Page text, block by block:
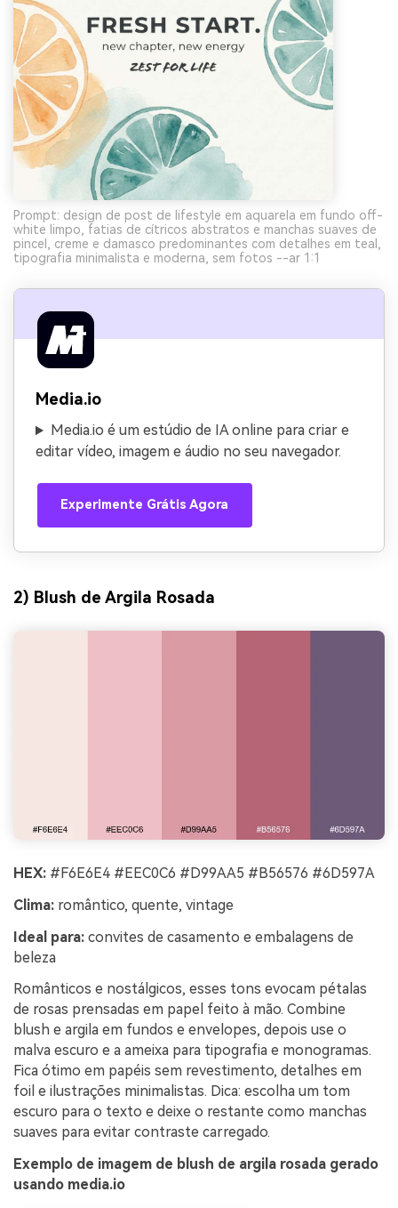
Prompt: design de post de lifestyle em aquarela em fundo off-
white limpo, fatias de cítricos abstratos e manchas suaves de
pincel, creme e damasco predominantes com detalhes em teal,
tipografia minimalista e moderna, sem fotos --ar 1:1
Media.io
Media.io é um estúdio de IA online para criar e
editar vídeo, imagem e áudio no seu navegador.
Experimente Grátis Agora
2) Blush de Argila Rosada
HEX: #F6E6E4 #EEC0C6 #D99AA5 #B56576 #6D597A
Clima: romântico, quente, vintage
Ideal para: convites de casamento e embalagens de
beleza
Românticos e nostálgicos, esses tons evocam pétalas
de rosas prensadas em papel feito à mão. Combine
blush e argila em fundos e envelopes, depois use o
malva escuro e a ameixa para tipografia e monogramas.
Fica ótimo em papéis sem revestimento, detalhes em
foil e ilustrações minimalistas. Dica: escolha um tom
escuro para o texto e deixe o restante como manchas
suaves para evitar contraste carregado.
Exemplo de imagem de blush de argila rosada gerado
usando media.io